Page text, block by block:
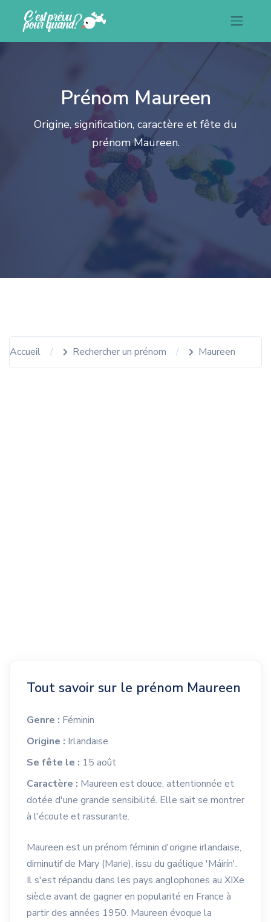
Prénom Maureen
Origine, signification, caractère et fête du
prénom Maureen.
Accueil Rechercher un prénom Maureen
Tout savoir sur le prénom Maureen
Genre : Féminin
Origine : Irlandaise
Se fête le : 15 août
Caractère : Maureen est douce, attentionnée et
dotée d'une grande sensibilité. Elle sait se montrer
à l'écoute et rassurante.
Maureen est un prénom féminin d'origine irlandaise,
diminutif de Mary (Marie), issu du gaélique 'Máirín'.
Il s'est répandu dans les pays anglophones au XIXe
siècle avant de gagner en popularité en France à
partir des années 1950. Maureen évoque la